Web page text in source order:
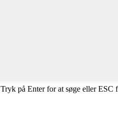
Tryk på Enter for at søge eller ESC